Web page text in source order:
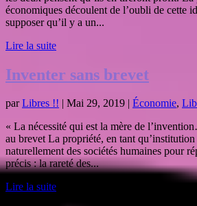
économiques découlent de l’oubli de cette
supposer qu’il y a un...
Lire la suite
Inventer sans brevet
parLibres !! Mai 29, 2019 Économie,
« La nécessité qui est la mère de
au brevet La propriété, en tant qu’institution
naturellement des sociétés humaines pour
précis : la rareté des...
Lire la suite